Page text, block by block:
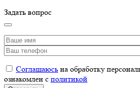
Задать вопрос
Соглашаюсь на обработку
ознакомлен с политикой